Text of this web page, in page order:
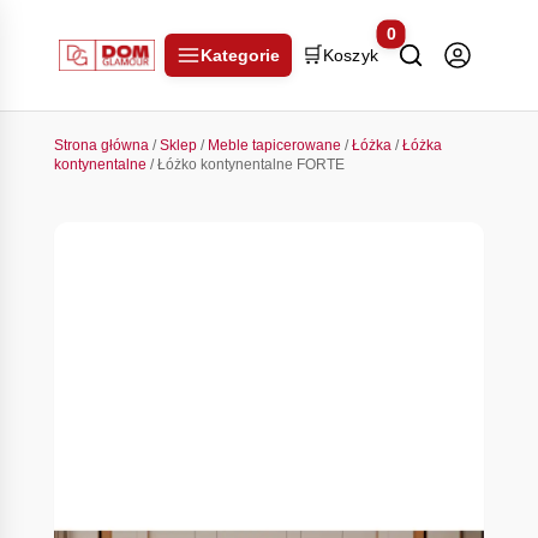
Kategorie 🛒 Koszyk
0
Strona główna/Sklep/ Meble tapicerowane /Łóżka/Łóżka
kontynentalne / Łóżko kontynentalne FORTE